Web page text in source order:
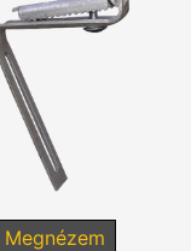
Megnézem